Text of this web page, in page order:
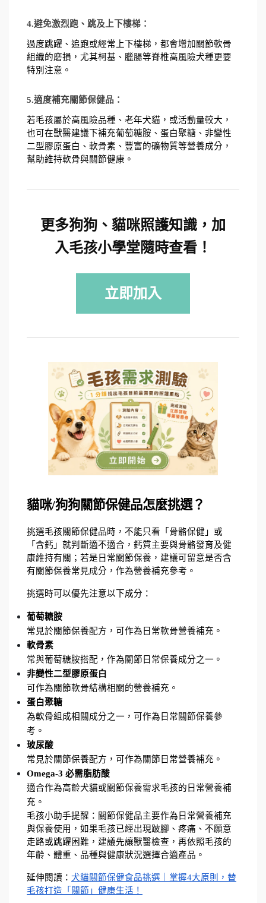
4.避免激烈跑、跳及上下樓梯：
過度跳躍、追跑或經常上下樓梯，都會增加關節軟骨
組織的磨損，尤其柯基、臘腸等脊椎高風險犬種更要
特別注意。
5.適度補充關節保健品：
若毛孩屬於高風險品種、老年犬貓，或活動量較大，
也可在獸醫建議下補充葡萄糖胺、蛋白聚糖、非變性
二型膠原蛋白、軟骨素、豐富的礦物質等營養成分，
幫助維持軟骨與關節健康。
更多狗狗、貓咪照護知識，加
入毛孩小學堂隨時查看！
立即加入
貓咪/狗狗關節保健品怎麼挑選？
挑選毛孩關節保健品時，不能只看「骨骼保健」或
「含鈣」就判斷適不適合，鈣質主要與骨骼發育及健
康維持有關；若是日常關節保養，建議可留意是否含
有關節保養常見成分，作為營養補充參考。
挑選時可以優先注意以下成分：
葡萄糖胺
常見於關節保養配方，可作為日常軟骨營養補充。
軟骨素
常與葡萄糖胺搭配，作為關節日常保養成分之一。
非變性二型膠原蛋白
可作為關節軟骨結構相關的營養補充。
蛋白聚糖
為軟骨組成相關成分之一，可作為日常關節保養參
考。
玻尿酸
常見於關節保養配方，可作為關節日常營養補充。
Omega-3 必需脂肪酸
適合作為高齡犬貓或關節保養需求毛孩的日常營養補
充。
毛孩小助手提醒：關節保健品主要作為日常營養補充
與保養使用，如果毛孩已經出現跛腳、疼痛、不願意
走路或跳躍困難，建議先讓獸醫檢查，再依照毛孩的
年齡、體重、品種與健康狀況選擇合適產品。
延伸閱讀： 犬貓關節保健食品挑選｜掌握4大原則，替
毛孩打造「關節」健康生活！